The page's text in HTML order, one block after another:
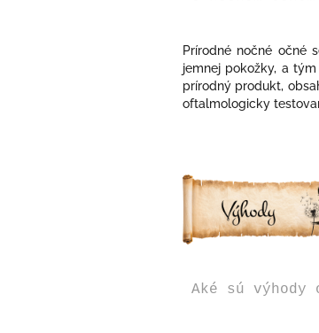
Prírodné nočné očné
jemnej pokožky, a
prírodný produkt,
oftalmologicky
Aké sú výhody